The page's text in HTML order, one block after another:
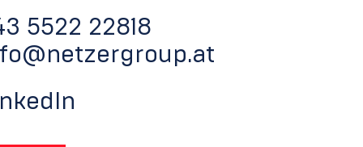
5522 22818